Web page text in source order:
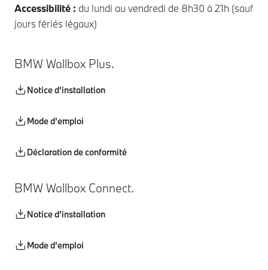
Accessibilité : du lundi au vendredi de 8h30 à 21h (sauf
jours fériés légaux)
BMW Wallbox Plus.
Notice d’installation
Mode d’emploi
Déclaration de conformité
BMW Wallbox Connect.
Notice d’installation
Mode d’emploi